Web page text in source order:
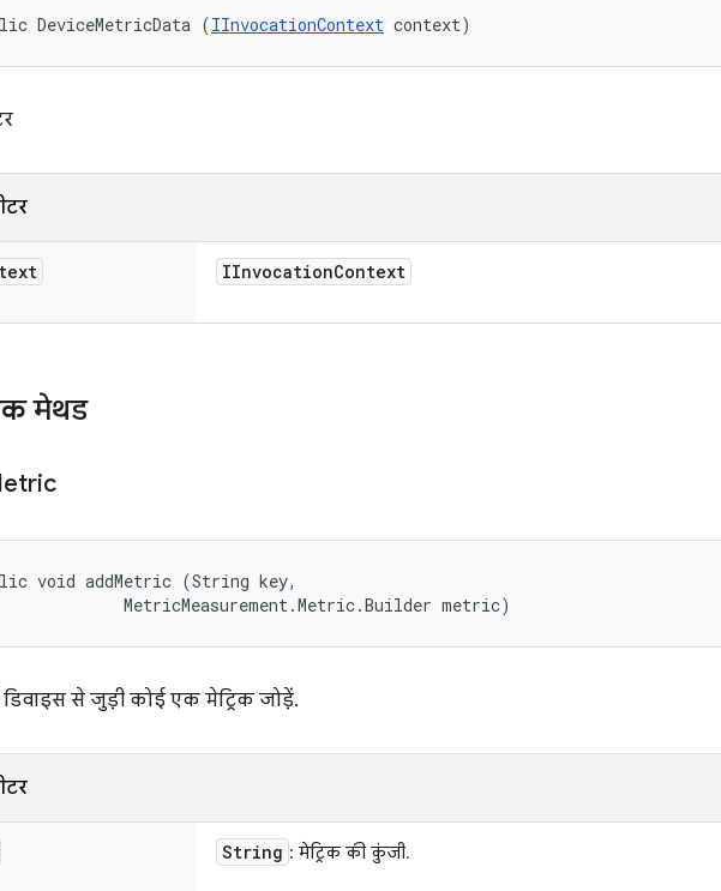
DeviceMetricData (IInvocationContext context)
IInvocationContext
मेथड
void addMetric (String key,
MetricMeasurement.Metric.Builder metric)
डिवाइस से जुड़ी कोई एक मेट्रिक जोड़ें.
String : मेट्रिक की कुंजी.